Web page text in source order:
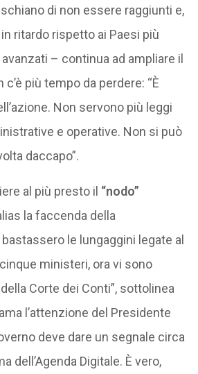
di non essere raggiunti e,
in ritardo rispetto ai Paesi più
– continua ad ampliare il
c’è più tempo da perdere: “È
Non servono più leggi
e operative. Non si può
daccapo”.
al più presto il “nodo”
la faccenda della
bastassero le lungaggini legate al
ministeri, ora vi sono
Corte dei Conti”, sottolinea
l’attenzione del Presidente
deve dare un segnale circa
dell’Agenda Digitale. È vero,